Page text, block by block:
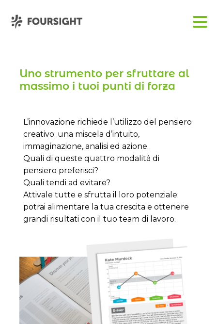
Uno strumento per sfruttare al
massimo i tuoi punti di forza
L’innovazione richiede l’utilizzo del pensiero
creativo: una miscela d’intuito,
immaginazione, analisi ed azione.
Quali di queste quattro modalità di
pensiero preferisci?
Quali tendi ad evitare?
Attivale tutte e sfrutta il loro potenziale:
potrai alimentare la tua crescita e ottenere
grandi risultati con il tuo team di lavoro.